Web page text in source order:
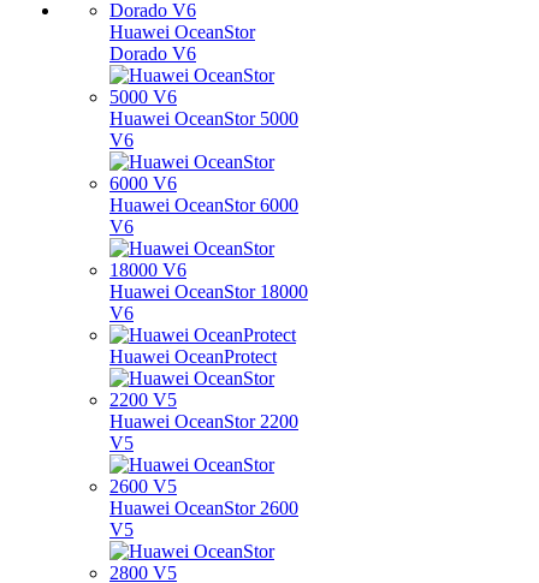
Huawei OceanStor
Dorado V6
Huawei OceanStor 5000
V6
Huawei OceanStor 6000
V6
Huawei OceanStor 18000
V6
Huawei OceanProtect
Huawei OceanStor 2200
V5
Huawei OceanStor 2600
V5